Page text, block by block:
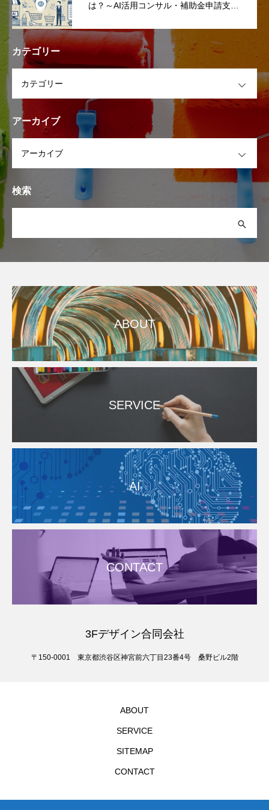
は？～AI活用コンサル・補助金申請支
カテゴリー
アーカイブ
検索
ABOUT
SERVICE
AI
CONTACT
3Fデザイン合同会社
〒150-0001 東京都渋谷区神宮前六丁目23番4号 桑野ビル2階
ABOUT
SERVICE
SITEMAP
CONTACT